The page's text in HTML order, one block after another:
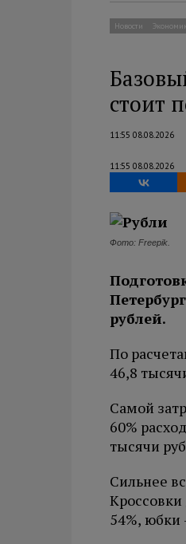
Новости
стоит
11:55 08.08.2026
11:55 08.08.2026
Фото: Freepik.
рублей.
По
46,8
Самой
60%
тысячи
Сильнее
54%, юбки